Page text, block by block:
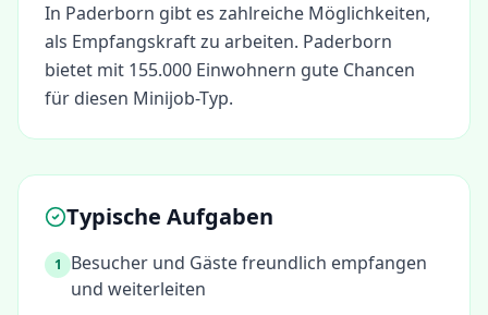
In Paderborn gibt es zahlreiche Möglichkeiten,
als Empfangskraftzu arbeiten. Paderborn
bietet mit 155.000 Einwohnern gute Chancen
für diesen Minijob-Typ.
Typische Aufgaben
1
Besucher und Gäste freundlich empfangen
und weiterleiten